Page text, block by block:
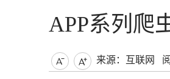
APP系列爬
  来源：互联网